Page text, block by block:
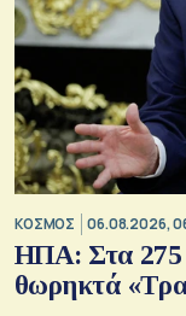
ΚΟΣΜΟΣ 06.08.2026,
ΗΠΑ: Στα 275
θωρηκτά